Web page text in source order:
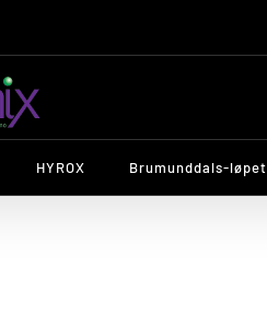
HYROX Brumunddals-løpet